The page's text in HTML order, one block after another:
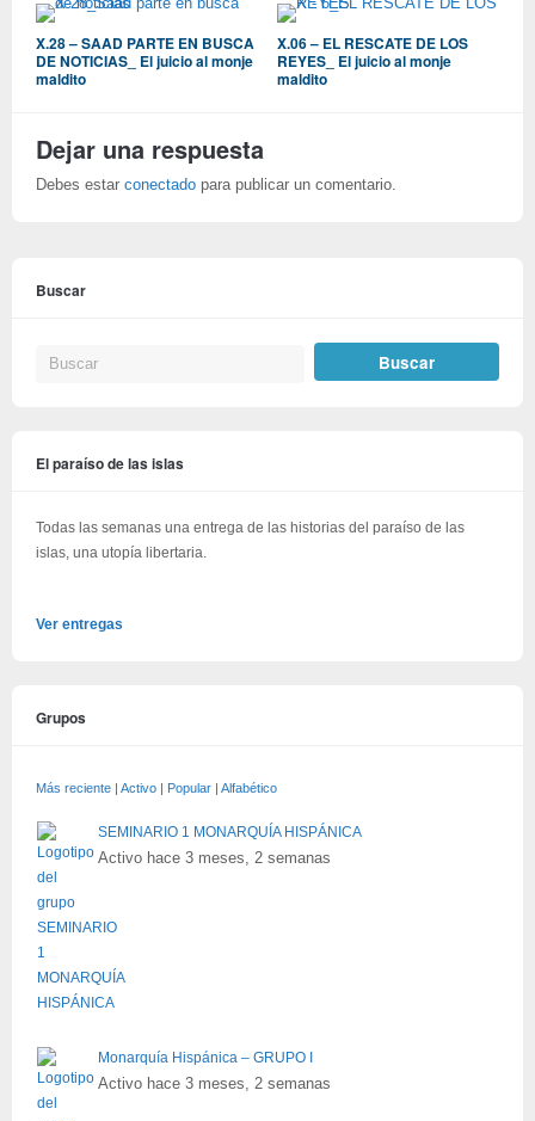
X.28 – SAAD PARTE EN BUSCA
DE NOTICIAS_ El juicio al monje
maldito
X.06 – EL RESCATE DE LOS
REYES_ El juicio al monje
maldito
Dejar una respuesta
Debes estar conectado para publicar un comentario.
Buscar
El paraíso de las islas
Todas las semanas una entrega de las historias del paraíso de las
islas, una utopía libertaria.
Ver entregas
Grupos
Más reciente Activo Popular Alfabético
SEMINARIO 1 MONARQUÍA HISPÁNICA
Activo hace 3 meses, 2 semanas
Monarquía Hispánica – GRUPO I
Activo hace 3 meses, 2 semanas